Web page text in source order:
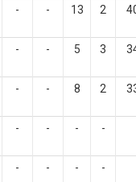
- - 13 2
- - 5 3
- - 8 2
- - - -
- - - -